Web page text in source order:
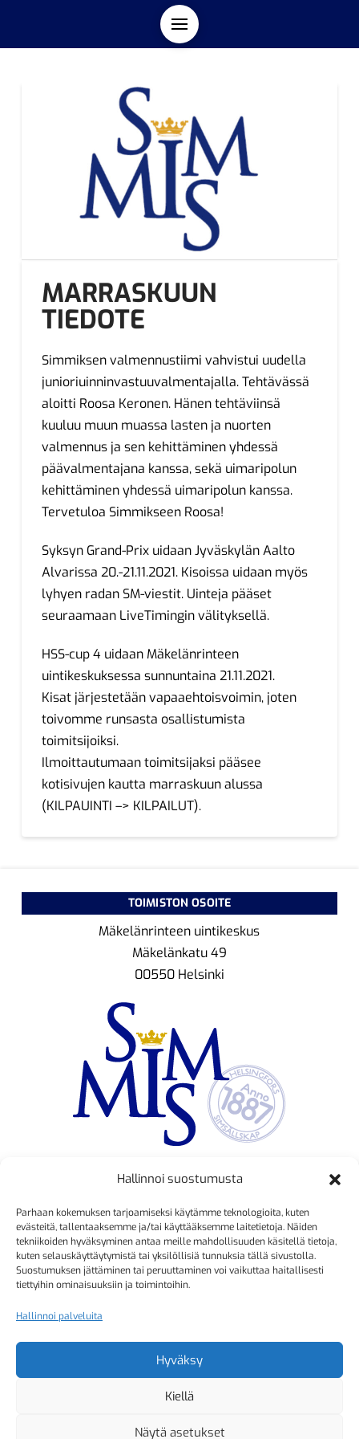
Hallinnoi suostumusta
Parhaan kokemuksen tarjoamiseksi käytämme teknologioita, kuten
evästeitä, tallentaaksemme ja/tai käyttääksemme laitetietoja. Näiden
tekniikoiden hyväksyminen antaa meille mahdollisuuden käsitellä tietoja,
kuten selauskäyttäytymistä tai yksilöllisiä tunnuksia tällä sivustolla.
Suostumuksen jättäminen tai peruuttaminen voi vaikuttaa haitallisesti
tiettyihin ominaisuuksiin ja toimintoihin.
Hallinnoi palveluita
Hyväksy
Kiellä
Näytä asetukset
MARRASKUUN
TIEDOTE
Simmiksen valmennustiimi vahvistui uudella
junioriuinninvastuuvalmentajalla. Tehtävässä
aloitti Roosa Keronen. Hänen tehtäviinsä
kuuluu muun muassa lasten ja nuorten
valmennus ja sen kehittäminen yhdessä
päävalmentajana kanssa, sekä uimaripolun
kehittäminen yhdessä uimaripolun kanssa.
Tervetuloa Simmikseen Roosa!
Syksyn Grand-Prix uidaan Jyväskylän Aalto
Alvarissa 20.-21.11.2021. Kisoissa uidaan myös
lyhyen radan SM-viestit. Uinteja pääset
seuraamaan LiveTimingin välityksellä.
HSS-cup 4 uidaan Mäkelänrinteen
uintikeskuksessa sunnuntaina 21.11.2021.
Kisat järjestetään vapaaehtoisvoimin, joten
toivomme runsasta osallistumista
toimitsijoiksi.
Ilmoittautumaan toimitsijaksi pääsee
kotisivujen kautta marraskuun alussa
(KILPAUINTI –> KILPAILUT).
TOIMISTON OSOITE
Mäkelänrinteen uintikeskus
Mäkelänkatu 49
00550 Helsinki
Kristiina Mäkinen
040 725 3186
kristiina.makinen@simmis.fi
Kyselyt ja muut yhteydenotot
sähköpostitse:
kurssitoiminta@simmis.fi